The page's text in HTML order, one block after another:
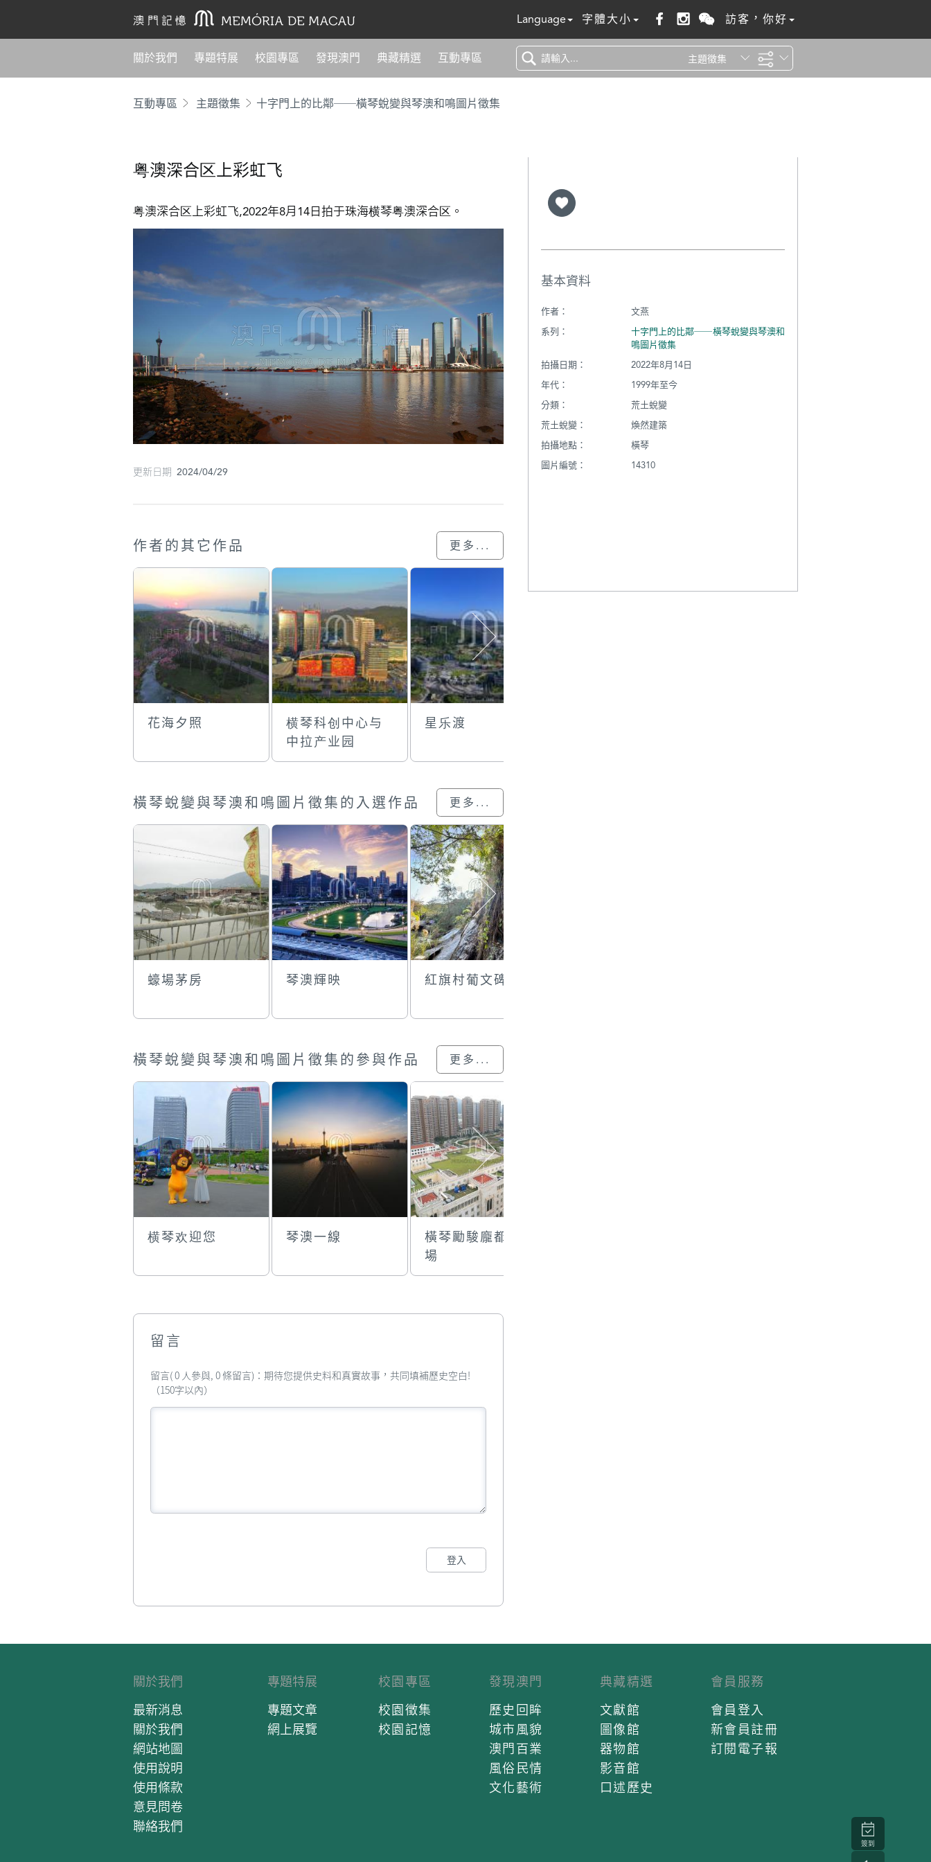
Language 字體大小 訪客，你好
關於我們 專題特展 校園專區 發現澳門 典藏精選 互動專區 主題徵集
互動專區 主題徵集 十字門上的比鄰──橫琴蛻變與琴澳和鳴圖片徵集
粤澳深合区上彩虹飞
粤澳深合区上彩虹飞,2022年8月14日拍于珠海横琴粤澳深合区。
更新日期 2024/04/29
作者的其它作品 更多...
花海夕照
横琴科创中心与
中拉产业园
星乐渡
橫琴蛻變與琴澳和鳴圖片徵集的入選作品 更多...
蠔場茅房 琴澳輝映 紅旗村葡文碑刻
橫琴蛻變與琴澳和鳴圖片徵集的參與作品 更多...
横琴欢迎您 琴澳一線
橫琴勵駿龐都廣
場
留言
留言( 0 人參與, 0 條留言)：期待您提供史料和真實故事，共同填補歷史空白!
（150字以內）
登入
基本資料
作者：
文燕
系列：
十字門上的比鄰──橫琴蛻變與琴澳和
鳴圖片徵集
拍攝日期：
2022年8月14日
年代：
1999年至今
分類：
荒土蛻變
荒土蛻變：
煥然建築
拍攝地點：
橫琴
圖片編號：
14310
關於我們
最新消息
關於我們
網站地圖
使用說明
使用條款
意見問卷
聯絡我們
專題特展
專題文章
網上展覽
校園專區
校園徵集
校園記憶
發現澳門
歷史回眸
城市風貌
澳門百業
風俗民情
文化藝術
典藏精選
文獻館
圖像館
器物館
影音館
口述歷史
會員服務
會員登入
新會員註冊
訂閱電子報
簽到